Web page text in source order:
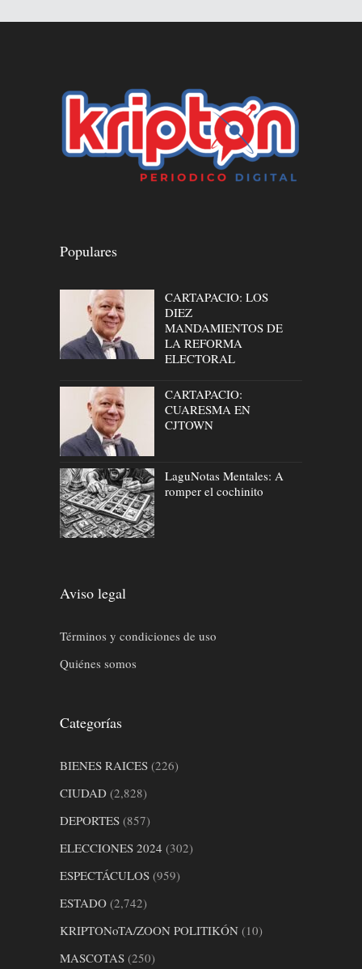
Populares
CARTAPACIO: LOS
DIEZ
MANDAMIENTOS DE
LA REFORMA
ELECTORAL
CARTAPACIO:
CUARESMA EN
CJTOWN
LaguNotas Mentales: A
romper el cochinito
Aviso legal
Términos y condiciones de uso
Quiénes somos
Categorías
BIENES RAICES (226)
CIUDAD (2,828)
DEPORTES (857)
ELECCIONES 2024 (302)
ESPECTÁCULOS (959)
ESTADO (2,742)
KRIPTONoTA/ZOON POLITIKÓN (10)
MASCOTAS (250)